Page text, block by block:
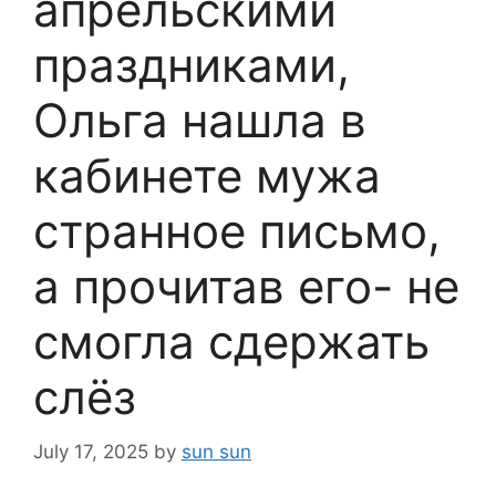
праздниками,
Ольга нашла в
кабинете мужа
странное письмо,
а прочитав его- не
смогла сдержать
слёз
July 17, 2025 by sun sun